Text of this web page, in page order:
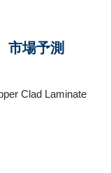
市場予測
Clad Laminate